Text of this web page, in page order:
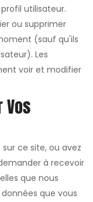
utilisateur.
ou supprimer
(sauf qu'ils
Les
voir et modifier
Vos
ce site, ou avez
à recevoir
que nous
que vous